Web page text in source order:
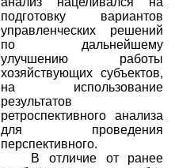
подготовку вариантов
управленческих решений
по дальнейшему
улучшению работы
хозяйствующих субъектов,
на использование
результатов
ретроспективного анализа
для проведения
перспективного.
В отличие от ранее